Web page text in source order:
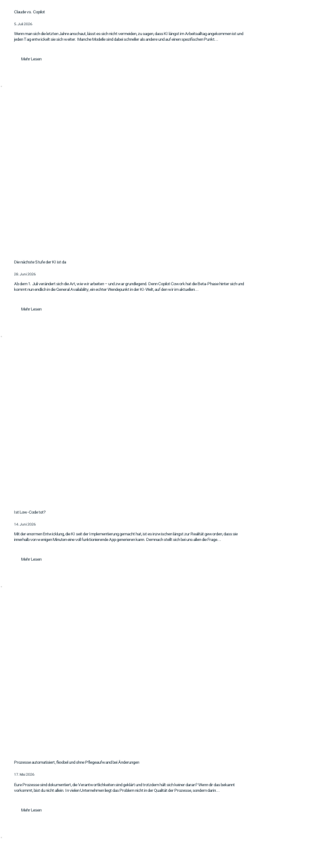
Claude vs. Copilot
5. Juli 2026
Wenn man sich die letzten Jahre anschaut, lässt es sich nicht vermeiden, zu sagen, dass KI längst im Arbeitsalltag angekommen ist und
jeden Tag entwickelt sie sich weiter. Manche Modelle sind dabei schneller als andere und auf einen spezifischen Punkt...
Mehr Lesen
Die nächste Stufe der KI ist da
28. Juni 2026
Ab dem 1. Juli verändert sich die Art, wie wir arbeiten – und zwar grundlegend. Denn Copilot Cowork hat die Beta-Phase hinter sich und
kommt nun endlich in die General Availability, ein echter Wendepunkt in der KI-Welt, auf den wir im aktuellen...
Mehr Lesen
Ist Low-Code tot?
14. Juni 2026
Mit der enormen Entwicklung, die KI seit der Implementierung gemacht hat, ist es inzwischen längst zur Realität geworden, dass sie
innerhalb von wenigen Minuten eine voll funktionierende App generieren kann. Demnach stellt sich bei uns allen die Frage...
Mehr Lesen
Prozesse automatisiert, flexibel und ohne Pflegeaufwand bei Änderungen
17. Mai 2026
Eure Prozesse sind dokumentiert, die Verantwortlichkeiten sind geklärt und trotzdem hält sich keiner daran? Wenn dir das bekannt
vorkommt, bist du nicht allein. In vielen Unternehmen liegt das Problem nicht in der Qualität der Prozesse, sondern darin...
Mehr Lesen